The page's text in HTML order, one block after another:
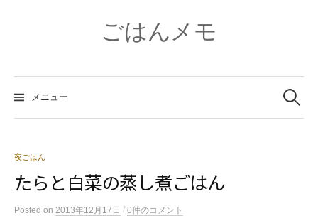
ス
キ
プ
ごはんメモ
メニュー
索:
夜ごはん
たらと白菜の蒸し煮ごはん
Posted on 2013年12月17日 / 0件のコメント